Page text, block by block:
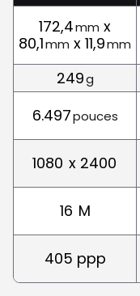
172,4mm x
80,1mm x 11,9mm
249g
6.497pouces
1080 x 2400
16 M
405 ppp